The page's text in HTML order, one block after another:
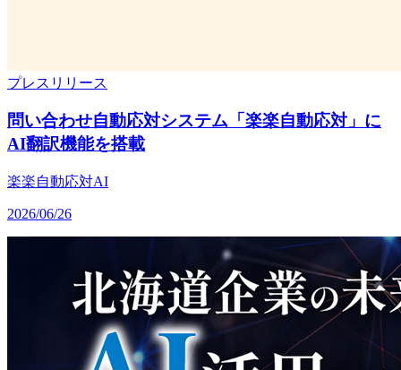
プレスリリース
問い合わせ自動応対システム「楽楽自動応対」に
AI翻訳機能を搭載
楽楽自動応対AI
2026/06/26